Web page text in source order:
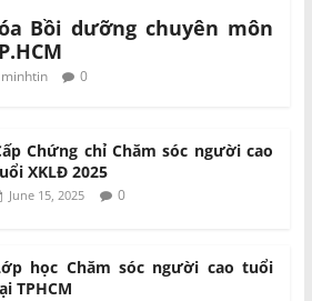
Bồi dưỡng chuyên môn
minhtin 0
Chứng chỉ Chăm sóc người cao
XKLĐ 2025
June 15, 2025 0
học Chăm sóc người cao tuổi
TPHCM